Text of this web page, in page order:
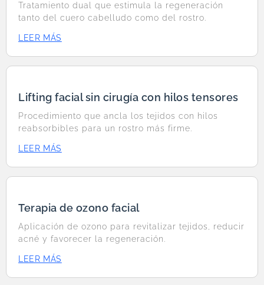
Tratamiento dual que estimula la regeneración
tanto del cuero cabelludo como del rostro.
LEER MÁS
Lifting facial sin cirugía con hilos tensores
Procedimiento que ancla los tejidos con hilos
reabsorbibles para un rostro más firme.
LEER MÁS
Terapia de ozono facial
Aplicación de ozono para revitalizar tejidos, reducir
acné y favorecer la regeneración.
LEER MÁS